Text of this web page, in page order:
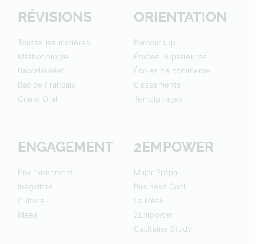
RÉVISIONS
Toutes les matières
Méthodologie
Baccalauréat
Bac de Français
Grand Oral
ORIENTATION
Parcoursup
Études Supérieures
Écoles de commerce
Classements
Témoignages
ENGAGEMENT
Environnement
Inégalités
Culture
Idées
2EMPOWER
Major Prépa
Business Cool
La Méta
2Empower
Capitaine Study